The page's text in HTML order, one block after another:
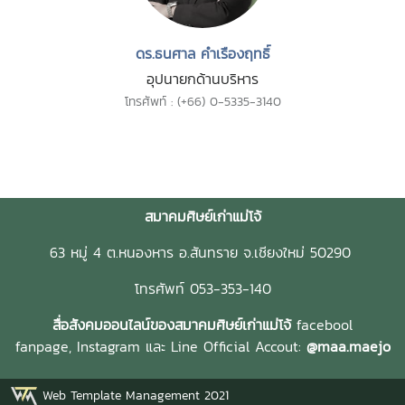
ดร.ธนศาล คำเรืองฤทธิ์
อุปนายกด้านบริหาร
โทรศัพท์ : (+66) 0-5335-3140
สมาคมศิษย์เก่าแม่โจ้
63 หมู่ 4 ต.หนองหาร อ.สันทราย จ.เชียงใหม่ 50290
โทรศัพท์ 053-353-140
สื่อสังคมออนไลน์ของสมาคมศิษย์เก่าแม่โจ้ facebool
fanpage,Instagram และ Line Official Accout: @maa.maejo
Web Template Management 2021